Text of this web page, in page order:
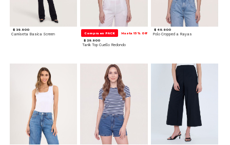
$ 39.900
Camiseta Basica Screen Compra en PACK Hasta 15% Off
$ 29.900
Tank Top Cuello Redondo
$ 49.900
Polo Cropped a Rayas